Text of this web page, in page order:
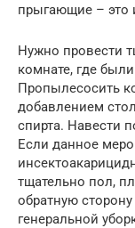
прыгающие – это
Нужно провести
комнате, где
Пропылесосить
добавлением
спирта. Навести
Если данное
тщательно пол,
обратную
генеральной